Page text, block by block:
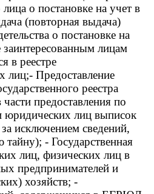
о постановке на учет в
(повторная выдача)
о постановке на
лицам
в реестре
лиц;- Предоставление
реестра
предоставления по
юридических лиц выписок
исключением сведений,
- Государственная
лиц, физических лиц в
предпринимателей и
хозяйств; -